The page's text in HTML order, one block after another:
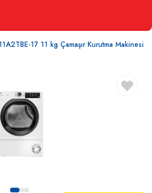
17 11 kg Çamaşır Kurutma Makinesi